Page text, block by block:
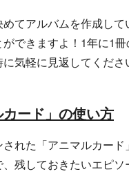
てアルバムを作成して
ができますよ！1年に1
気軽に見返してくださ
ード」の使い方
れた「アニマルカード
残しておきたいエピソ